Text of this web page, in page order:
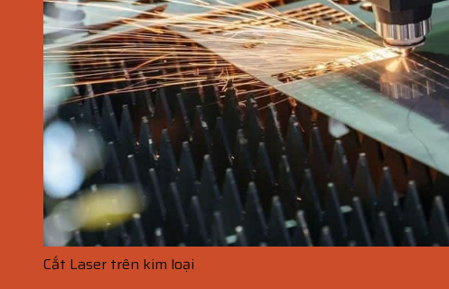
Cắt Laser trên kim loại